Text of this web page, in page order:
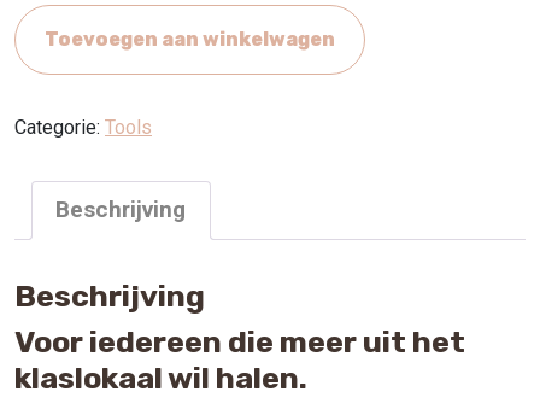
Toevoegen aan winkelwagen
Categorie: Tools
Beschrijving
Beschrijving
Voor iedereen die meer uit het
klaslokaal wil halen.